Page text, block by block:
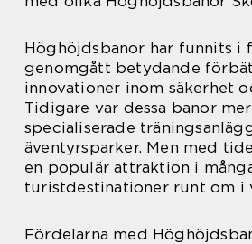
Höghöjdsbanor har funnits i
genomgått betydande
innovationer inom säkerhet
Tidigare var dessa banor
specialiserade
äventyrsparker. Men med
en populär attraktion i
turistdestinationer runt om i
Fördelarna med